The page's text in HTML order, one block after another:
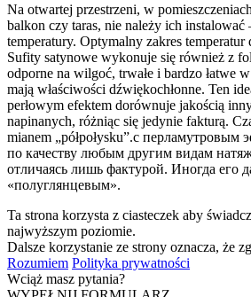
Na otwartej przestrzeni, w
balkon czy taras, nie należy ich instalować
temperatury. Optymalny zakres
Sufity satynowe wykonuje się również z
odporne na wilgoć, trwałe i bardzo łatwe
mają właściwości dźwiękochłonne. Ten
perłowym efektem dorównuje jakością
napinanych, różniąc się jedynie fakturą.
mianem „półpołysku”.с перламутровым
по качеству любым другим видам
отличаясь лишь фактурой. Иногда его
«полуглянцевым».
Ta strona korzysta z ciasteczek aby
najwyższym poziomie.
Dalsze korzystanie ze strony oznacza, że
Rozumiem Polityka prywatności
Wciąż masz pytania?